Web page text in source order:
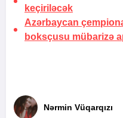
keçiriləcək
Azərbaycan
boksçusu mübarizə
Nərmin Vüqarqızı